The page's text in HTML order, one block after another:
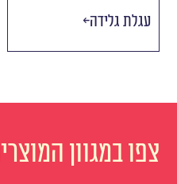
עגלת גלידה
צפו במגוון